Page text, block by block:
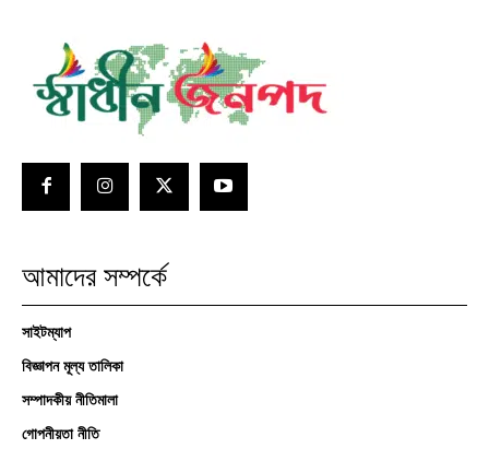
আমাদের সম্পর্কে
সাইটম্যাপ
বিজ্ঞাপন মূল্য তালিকা
সম্পাদকীয় নীতিমালা
গোপনীয়তা নীতি